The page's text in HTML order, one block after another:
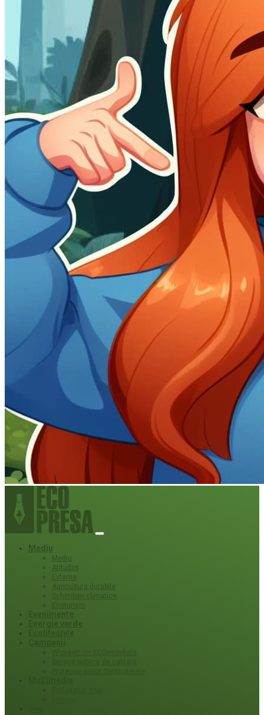
Mediu
Mediu
Atitudini
Externe
Agricultura durabila
Schimbari climatice
Ecoturism